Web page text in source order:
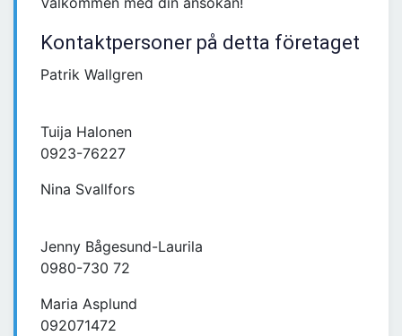
Kontaktpersoner på detta företaget
Patrik Wallgren
Tuija Halonen
0923-76227
Nina Svallfors
Jenny Bågesund-Laurila
0980-730 72
Maria Asplund
092071472